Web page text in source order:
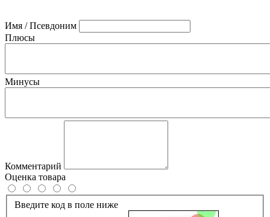
Имя / Псевдоним
Плюсы
Минусы
Комментарий
Оценка товара
Введите код в поле ниже